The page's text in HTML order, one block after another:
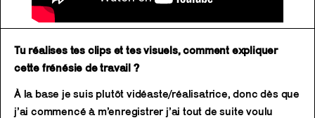
Tu réalises tes clips et tes visuels, comment expliquer
cette frénésie de travail ?
À la base je suis plutôt vidéaste/réalisatrice, donc dès que
j’ai commencé à m’enregistrer j’ai tout de suite voulu